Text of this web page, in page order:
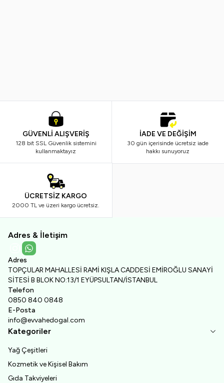
GÜVENLİ ALIŞVERİŞ
128 bit SSL Güvenlik sistemini
kullanmaktayız
İADE VE DEĞİŞİM
30 gün içerisinde ücretsiz iade
hakkı sunuyoruz
ÜCRETSİZ KARGO
2000 TL ve üzeri kargo ücretsiz.
Adres & İletişim
Adres
TOPÇULAR MAHALLESİ RAMİ KIŞLA CADDESİ EMİROĞLU SANAYİ
SİTESİ B BLOK NO:13/1 EYÜPSULTAN/İSTANBUL
Telefon
0850 840 0848
E-Posta
info@evvahedogal.com
Instagram
WhatsApp
Kategoriler
Yağ Çeşitleri
Kozmetik ve Kişisel Bakım
Gıda Takviyeleri